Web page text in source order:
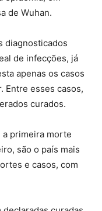
de Wuhan.
diagnosticados
de infecções, já
apenas os casos
Entre esses casos,
curados.
a primeira morte
são o país mais
e casos, com